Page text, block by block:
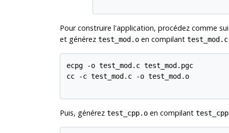
Pour construire l'application, procédez comme
et générez test_mod.oen compilant test_mod.c
ecpg -o test_mod.c test_mod.pgc
cc -c test_mod.c -o test_mod.o
Puis, générez test_cpp.oen compilant